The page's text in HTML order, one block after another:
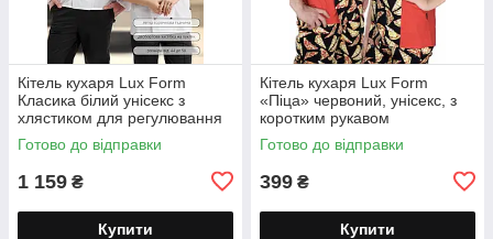
Кітель кухаря Lux Form
Класика білий унісекс з
хлястиком для регулювання
довжини рукава
Готово до відправки
1 159 ₴
Купити
Кітель кухаря Lux Form
«Піца» червоний, унісекс, з
коротким рукавом
Готово до відправки
399 ₴
Купити